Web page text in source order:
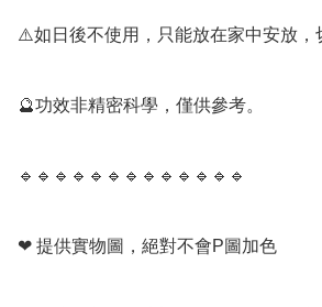
⚠️如日後不使用，只能放在家中安放
🔮功效非精密科學，僅供參考。
🔹️🔹️🔹️🔹️🔹️🔹️🔹️🔹️🔹️🔹️🔹️🔹️🔹️
❤ 提供實物圖，絕對不會P圖加色